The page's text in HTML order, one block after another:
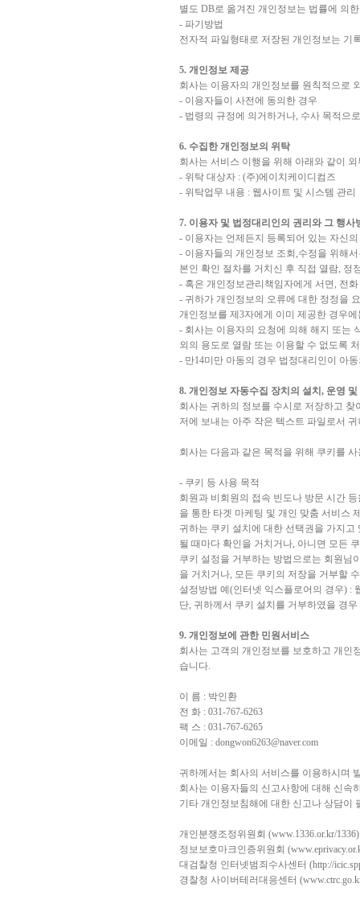
별도 DB로 옮겨진 개인정보는 법률에 의
- 파기방법
전자적 파일형태로 저장된 개인정보는 기
5. 개인정보 제공
회사는 이용자의 개인정보를 원칙적으로
- 이용자들이 사전에 동의한 경우
- 법령의 규정에 의거하거나, 수사 목적으
6. 수집한 개인정보의 위탁
회사는 서비스 이행을 위해 아래와 같이
- 위탁 대상자 : (주)에이치케이디컴즈
- 위탁업무 내용 : 웹사이트 및 시스템 관리
7. 이용자 및 법정대리인의 권리와 그 행사
- 이용자는 언제든지 등록되어 있는 자신
- 이용자들의 개인정보 조회,수정을 위해
본인 확인 절차를 거치신 후 직접 열람, 정
- 혹은 개인정보관리책임자에게 서면, 전
- 귀하가 개인정보의 오류에 대한 정정을
개인정보를 제3자에게 이미 제공한 경우
- 회사는 이용자의 요청에 의해 해지 또는
외의 용도로 열람 또는 이용할 수 없도록
- 만14미만 아동의 경우 법정대리인이 아
8. 개인정보 자동수집 장치의 설치, 운영
회사는 귀하의 정보를 수시로 저장하고
저에 보내는 아주 작은 텍스트 파일로서
회사는 다음과 같은 목적을 위해 쿠키를
- 쿠키 등 사용 목적
회원과 비회원의 접속 빈도나 방문 시간
을 통한 타겟 마케팅 및 개인 맞춤 서비스
귀하는 쿠키 설치에 대한 선택권을 가지
될 때마다 확인을 거치거나, 아니면 모든
쿠키 설정을 거부하는 방법으로는 회원님
을 거치거나, 모든 쿠키의 저장을 거부할
설정방법 예(인터넷 익스플로어의 경우) :
단, 귀하께서 쿠키 설치를 거부하였을 경
9. 개인정보에 관한 민원서비스
회사는 고객의 개인정보를 보호하고 개인
습니다.
이 름 : 박인환
전 화 : 031-767-6263
팩 스 : 031-767-6265
이메일 : dongwon6263@naver.com
귀하께서는 회사의 서비스를 이용하시며
회사는 이용자들의 신고사항에 대해 신속
기타 개인정보침해에 대한 신고나 상담이
개인분쟁조정위원회 (www.1336.or.kr/1336)
정보보호마크인증위원회
대검찰청 인터넷범죄수사센터 (http://
경찰청 사이버테러대응센터